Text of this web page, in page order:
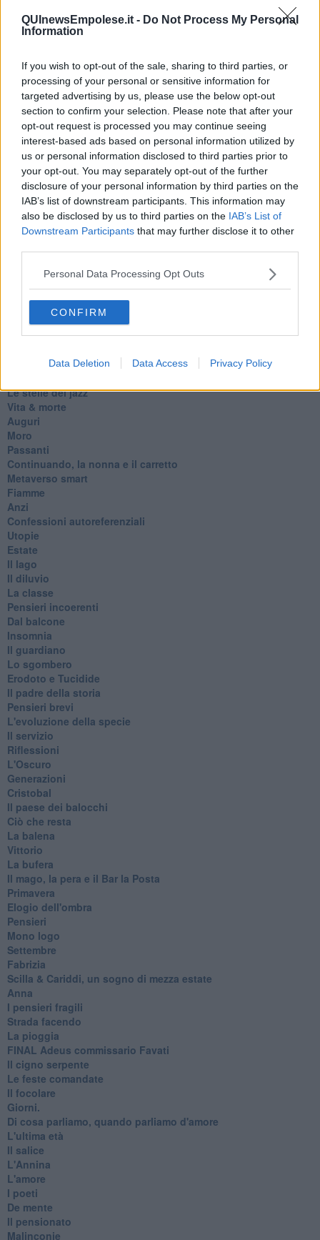
QUInewsEmpolese.it - Do Not Process My Personal
Information
If you wish to opt-out of the sale, sharing to third parties, or
processing of your personal or sensitive information for
targeted advertising by us, please use the below opt-out
section to confirm your selection. Please note that after your
opt-out request is processed you may continue seeing
interest-based ads based on personal information utilized by
us or personal information disclosed to third parties prior to
your opt-out. You may separately opt-out of the further
disclosure of your personal information by third parties on the
IAB’s list of downstream participants. This information may
also be disclosed by us to third parties on the IAB’s List of
Downstream Participants that may further disclose it to other
Personal Data Processing Opt Outs
CONFIRM
Data Deletion Data Access Privacy Policy
Coraçào
Charlie
Testamento & Commiato
Poeta
​La colpa - Memorie del commissario
Autunno
Gracias a la vida
Somnium
Fly me to the moon
Hop!
O sonho de um prisioneiro
Memòrias
Sto qui
Scrivi
Bestiario
Pillole
​“D” come delitto
Belle lettere
25 Aprile
Todo el bien, todo el mal
Le parole
Le stelle del jazz
Vita & morte
Auguri
Moro
Passanti
Continuando, la nonna e il carretto
Metaverso smart
Fiamme
Anzi
Confessioni autoreferenziali
Utopie
Estate
Il lago
Il diluvio
La classe
Pensieri incoerenti
Dal balcone
Insomnia
Il guardiano
Lo sgombero
Erodoto e Tucidide
Il padre della storia
Pensieri brevi
L'evoluzione della specie
Il servizio
Riflessioni
L'Oscuro
Generazioni
Cristobal
Il paese dei balocchi
Ciò che resta
La balena
Vittorio
La bufera
Il mago, la pera e il Bar la Posta
Primavera
Elogio dell'ombra
Pensieri
Mono logo
Settembre
Fabrizia
​Scilla & Cariddi, un sogno di mezza estate
Anna
I pensieri fragili
Strada facendo
La pioggia
FINAL Adeus commissario Favati
Il cigno serpente
Le feste comandate
Il focolare
Giorni.
Di cosa parliamo, quando parliamo d'amore
L'ultima età
Il salice
L'Annina
L'amore
I poeti
De mente
Il pensionato
Malinconie